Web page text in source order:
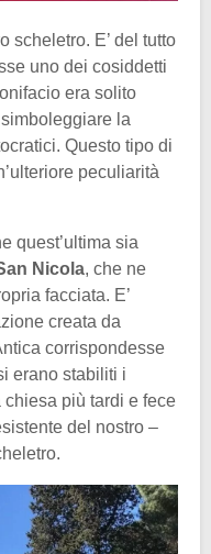
scheletro. E’ del tutto
uno dei cosiddetti
era solito
la
Questo tipo di
peculiarità
quest’ultima sia
Nicola, che ne
facciata. E’
creata da
corrispondesse
erano stabiliti i
più tardi e fece
del nostro –